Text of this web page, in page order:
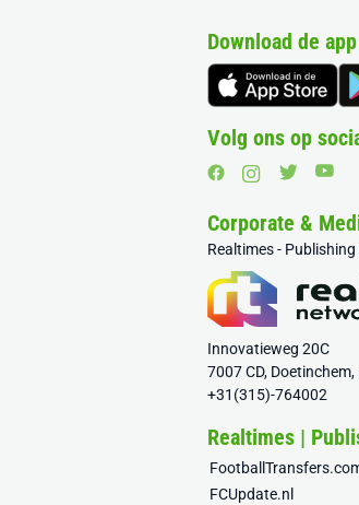
Download de app
Volg ons op
Corporate &
Realtimes -
Innovatieweg 20C
7007 CD,
+31(315)-764002
Realtimes |
FCUpdate.nl